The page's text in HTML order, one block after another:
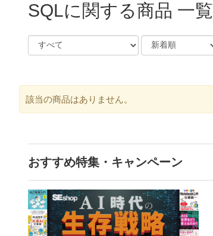
SQLに関する商品 一覧
該当の商品はありません。
おすすめ特集・キャンペーン